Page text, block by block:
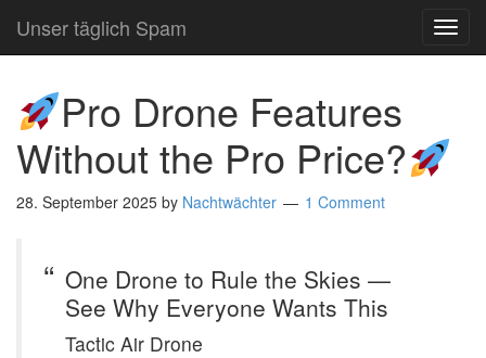
Unser täglich Spam
Pro Drone Features
Without the Pro Price?
28. September 2025 by Nachtwächter 1 Comment
One Drone to Rule the Skies —
See Why Everyone Wants This
Tactic Air Drone